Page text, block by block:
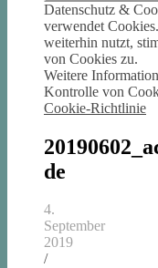
Datenschutz &
verwendet
weiterhin nutzt,
von Cookies zu.
Weitere
Kontrolle von
Cookie-Richtlinie
de
4.
September
2019
/